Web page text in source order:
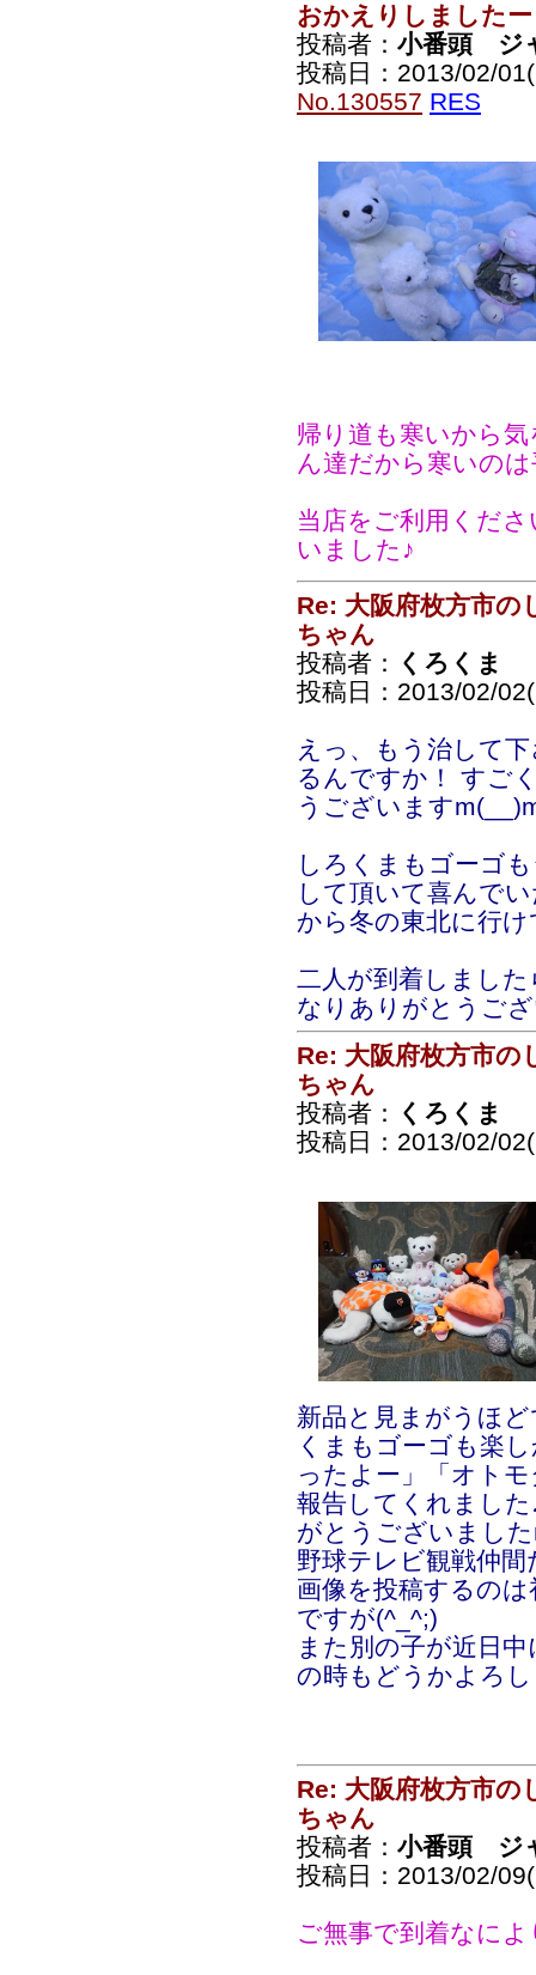
おかえりしましたー
投稿者： 小番頭 ジ
投稿日：2013/02/
No.130557 RES
帰り道も寒いから
ん達だから寒いの
当店をご利用くだ
いました♪
Re: 大阪府枚方市の
ちゃん
投稿者：
くろくま
投稿日：2013/02/
えっ、もう治して
るんですか！ すご
うございます
しろくまもゴーゴ
して頂いて喜んで
から冬の東北に行
二人が到着しまし
なりありがとうご
Re: 大阪府枚方市の
ちゃん
投稿者：
くろくま
投稿日：2013/02/
新品と見まがうほ
くまもゴーゴも楽
ったよー」「オト
報告してくれまし
がとうございまし
野球テレビ観戦仲
画像を投稿するの
ですが(^_^;)
また別の子が近日
の時もどうかよろ
Re: 大阪府枚方市の
ちゃん
投稿者： 小番頭 ジ
投稿日：2013/02/
ご無事で到着なに